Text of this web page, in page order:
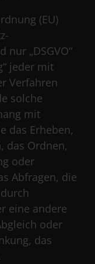
(EU)
„DSGVO“
jeder mit
Verfahren
solche
mit
das Erheben,
das Ordnen,
oder
Abfragen, die
eine andere
oder
das